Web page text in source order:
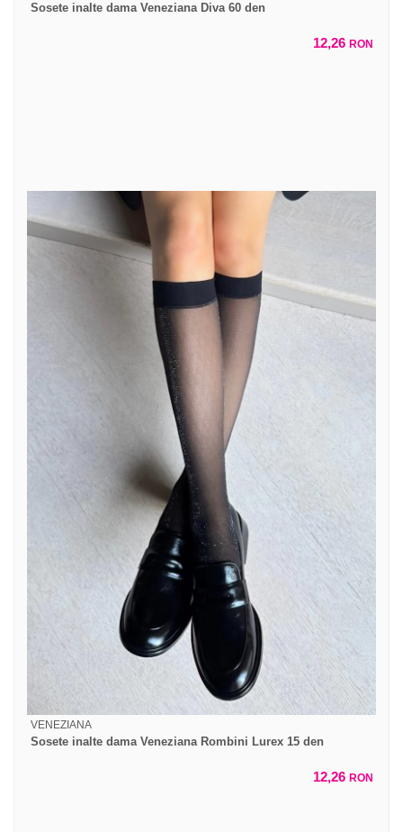
Sosete inalte dama Veneziana Diva 60 den
12,26 RON
VENEZIANA
Sosete inalte dama Veneziana Rombini Lurex 15 den
12,26 RON